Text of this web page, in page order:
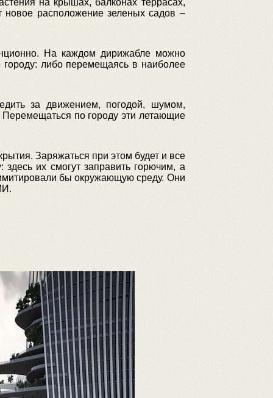
на крышах, балконах террасах,
новое расположение зеленых садов –
На каждом дирижабле можно
городу: либо перемещаясь в наиболее
за движением, погодой, шумом,
по городу эти летающие
Заряжаться при этом будет и все
их смогут заправить горючим, а
бы окружающую среду. Они